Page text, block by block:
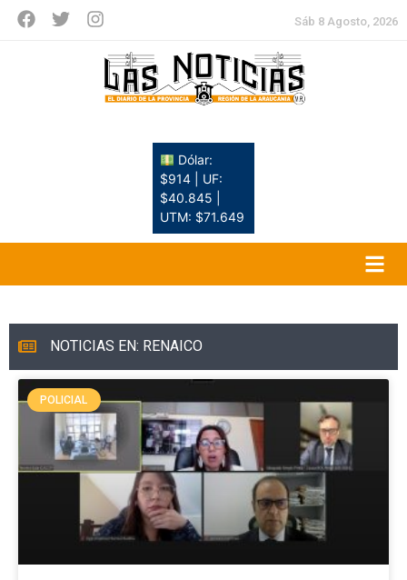
Sáb 8 Agosto, 2026
Dólar:
$914 | UF:
$40.845 |
UTM: $71.649
NOTICIAS EN: RENAICO
POLICIAL